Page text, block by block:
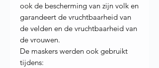
ook de bescherming van zijn volk en
garandeert de vruchtbaarheid van
de velden en de vruchtbaarheid van
de vrouwen.
De maskers werden ook gebruikt
tijdens: